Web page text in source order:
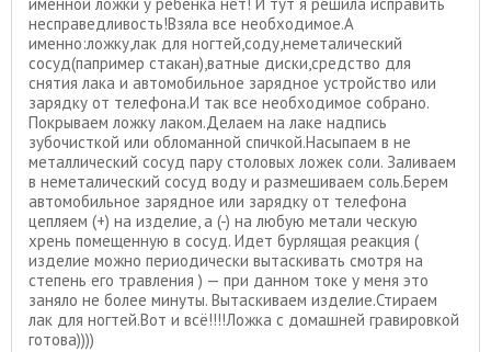
несправедливость!Взяла все необходимое.А
именно:ложку,лак для ногтей,соду,неметалический
сосуд(папример стакан),ватные диски,средство для
снятия лака и автомобильное зарядное устройство или
зарядку от телефона.И так все необходимое собрано.
Покрываем ложку лаком.Делаем на лаке надпись
зубочисткой или обломанной спичкой.Насыпаем в не
металлический сосуд пару столовых ложек соли. Заливаем
в неметалический сосуд воду и размешиваем соль.Берем
автомобильное зарядное или зарядку от телефона
цепляем (+) на изделие, а (-) на любую метали ческую
хрень помещенную в сосуд. Идет бурлящая реакция (
изделие можно периодически вытаскивать смотря на
степень его травления ) — при данном токе у меня это
заняло не более минуты. Вытаскиваем изделие.Стираем
лак для ногтей.Вот и всё!!!!Ложка с домашней гравировкой
готова))))